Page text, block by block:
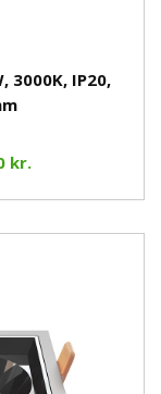
3000K, IP20,
kr.